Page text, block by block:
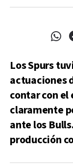
Los Spurs
actuaciones
contar con el
claramente
ante los
producción